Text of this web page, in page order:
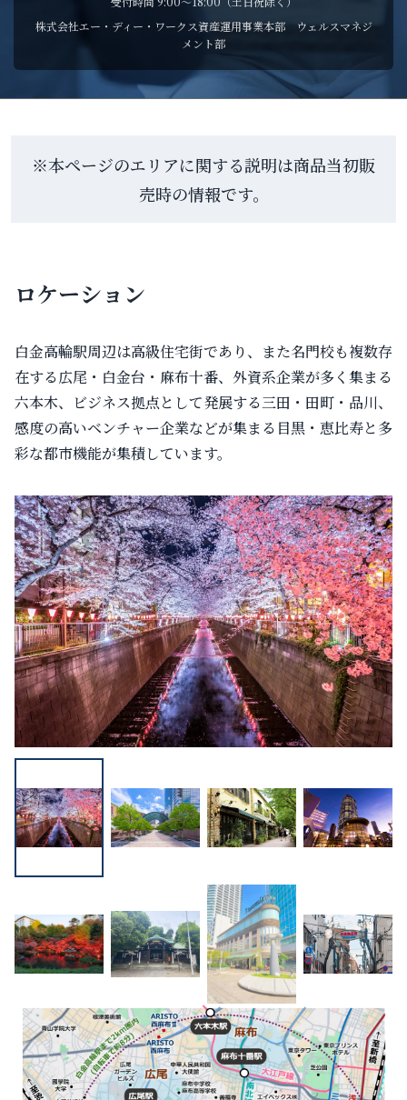
株式会社エー・ディー・ワークス資産運用事業本部 ウェルスマネジ
メント部
※本ページのエリアに関する説明は商品当初販
売時の情報です。
ロケーション
白金高輪駅周辺は高級住宅街であり、また名門校も複数存
在する広尾・白金台・麻布十番、外資系企業が多く集まる
六本木、ビジネス拠点として発展する三田・田町・品川、
感度の高いベンチャー企業などが集まる目黒・恵比寿と多
彩な都市機能が集積しています。